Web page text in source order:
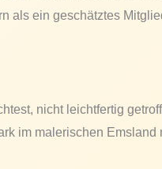
als ein geschätztes
nicht leichtfertig
im malerischen